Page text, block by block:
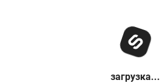
загрузка...